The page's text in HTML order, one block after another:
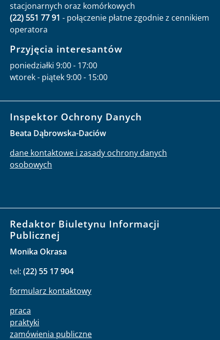
stacjonarnych oraz komórkowych
(22) 551 77 91 - połączenie płatne zgodnie z cennikiem
operatora
Przyjęcia interesantów
poniedziałki 9:00 - 17:00
wtorek - piątek 9:00 - 15:00
Inspektor Ochrony Danych
Beata Dąbrowska-Daciów
dane kontaktowe i zasady ochrony danych
osobowych
Redaktor Biuletynu Informacji
Publicznej
Monika Okrasa
tel: (22) 55 17 904
formularz kontaktowy
praca
praktyki
zamówienia publiczne